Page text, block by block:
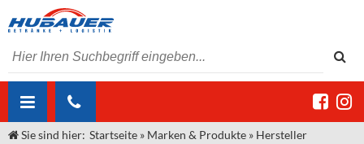
ÜBER UNS
Sie sind hier: Startseite » Marken & Produkte » Hersteller